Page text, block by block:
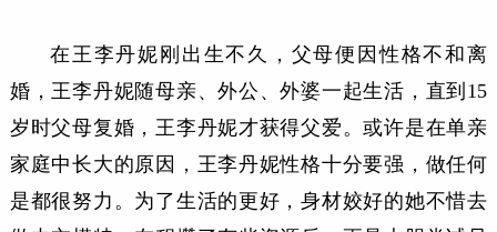
在王李丹妮刚出生不久，父母便因性格不和离
婚，王李丹妮随母亲、外公、外婆一起生活，直到 15
岁时父母复婚，王李丹妮才获得父爱。或许是在单亲
家庭中长大的原因，王李丹妮性格十分要强，做任何
是都很努力。为了生活的更好，身材姣好的她不惜去